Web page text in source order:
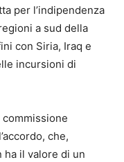
per l’indipendenza
a sud della
con Siria, Iraq e
incursioni di
commissione
che,
ha il valore di un